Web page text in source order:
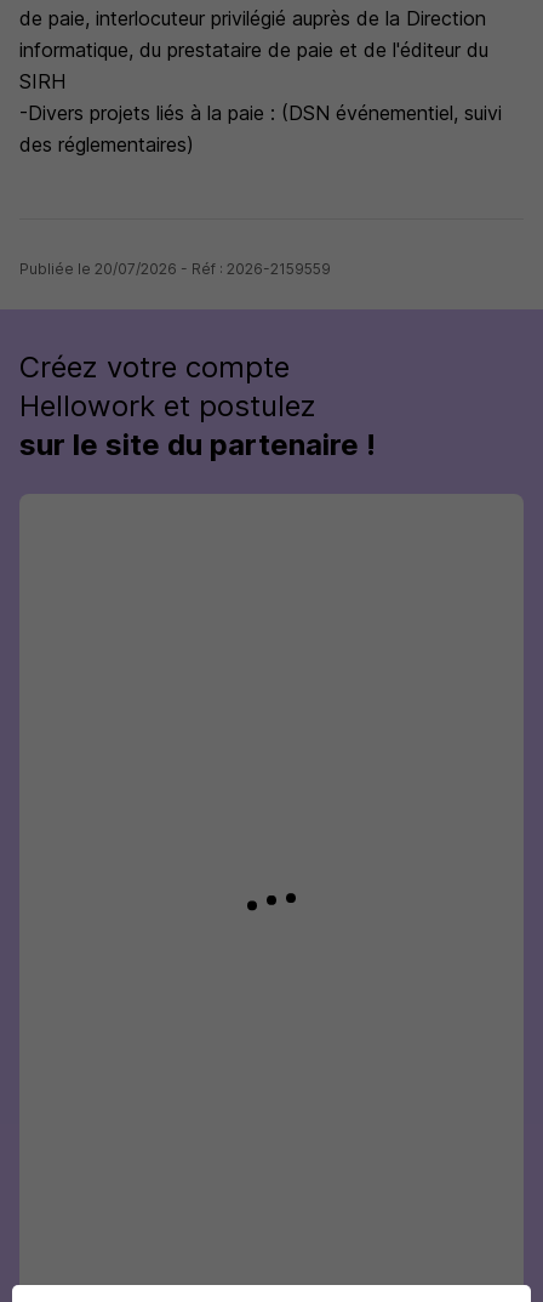
de paie, interlocuteur privilégié auprès de la Direction
informatique, du prestataire de paie et de l'éditeur du
SIRH
-Divers projets liés à la paie : (DSN événementiel, suivi
des réglementaires)
Publiée le 20/07/2026 - Réf : 2026-2159559
Créez votre compte
Hellowork et postulez
sur le site du partenaire !